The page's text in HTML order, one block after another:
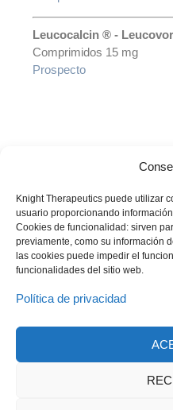
Knight Therapeutics puede utilizar
usuario proporcionando
Cookies de funcionalidad: sirven
previamente, como su información
las cookies puede impedir el
funcionalidades del sitio web.
Política de privacidad
Leucocalcin ® -
Comprimidos 15 mg
Prospecto
© Laboratorio LKM S.A. Todos
presentada es desarrollada con
ser utilizada para realizar
alguna condición médica.
inquietudes con su médico
Política